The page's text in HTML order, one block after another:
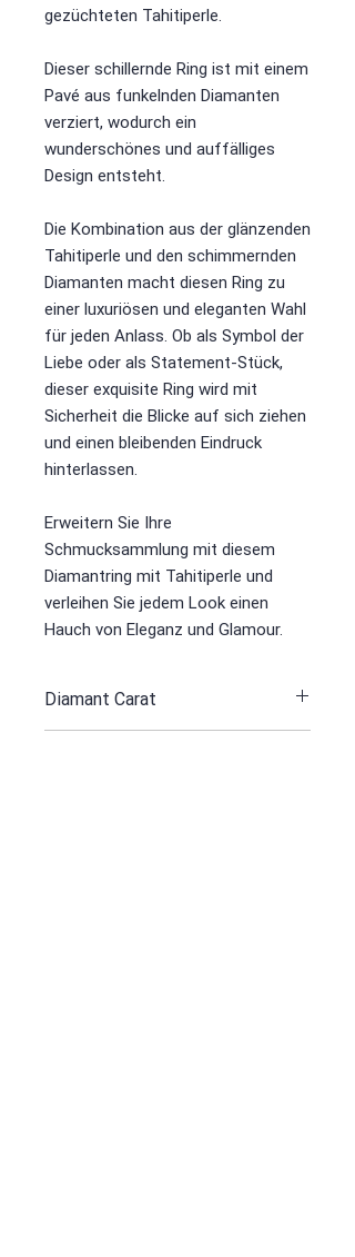
gezüchteten Tahitiperle.
Dieser schillernde Ring ist mit einem
Pavé aus funkelnden Diamanten
verziert, wodurch ein
wunderschönes und auffälliges
Design entsteht.
Die Kombination aus der glänzenden
Tahitiperle und den schimmernden
Diamanten macht diesen Ring zu
einer luxuriösen und eleganten Wahl
für jeden Anlass. Ob als Symbol der
Liebe oder als Statement-Stück,
dieser exquisite Ring wird mit
Sicherheit die Blicke auf sich ziehen
und einen bleibenden Eindruck
hinterlassen.
Erweitern Sie Ihre
Schmucksammlung mit diesem
Diamantring mit Tahitiperle und
verleihen Sie jedem Look einen
Hauch von Eleganz und Glamour.
Diamant Carat